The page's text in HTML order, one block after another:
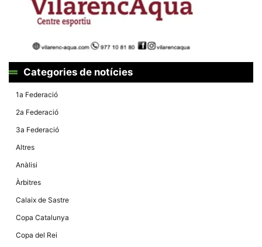
Categories de notícies
1a Federació
2a Federació
3a Federació
Altres
Anàlisi
Àrbitres
Calaix de Sastre
Copa Catalunya
Copa del Rei
bé com sigui
possible. Si
cookies
algunes